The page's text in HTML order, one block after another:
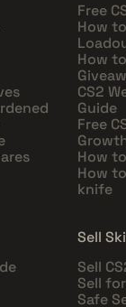
Free
How
How
CS2
Guide
Free
How
How
knife
Sell
Sell
Sell
Safe